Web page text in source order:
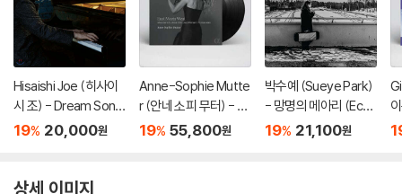
Hisaishi Joe (히사이
시 조) - Dream Song
s: The Essential Joe
19% 20,000원
Anne-Sophie Mutte
r (안네 소피 무터) - Ea
st Meets West [2L
19% 55,800원
박수예 (Sueye Park)
- 망명의 메아리 (Echo
es of Exile) [SACD H
19% 21,100원
3
상세 이미지